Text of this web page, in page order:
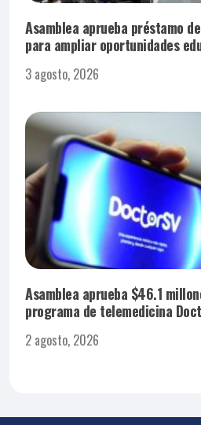
Asamblea aprueba préstamo
para ampliar oportunidades
3 agosto, 2026
Asamblea aprueba $46.1
programa de telemedicina
2 agosto, 2026